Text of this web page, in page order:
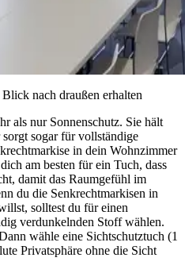
nach draußen erhalten
als nur Sonnenschutz. Sie hält
sogar für vollständige
in dein Wohnzimmer
am besten für ein Tuch, dass
damit das Raumgefühl im
du die Senkrechtmarkisen in
solltest du für einen
verdunkelnden Stoff wählen.
wähle eine Sichtschutztuch (1
Privatsphäre ohne die Sicht